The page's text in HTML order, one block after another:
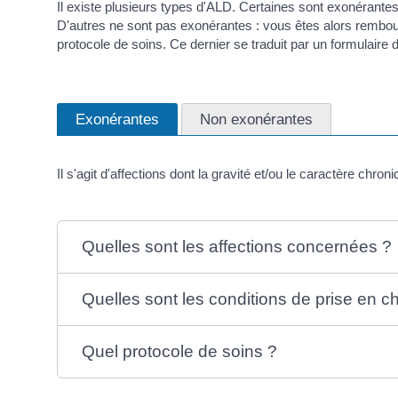
Il existe plusieurs types d'ALD. Certaines sont
D'autres ne sont pas exonérantes : vous êtes alors
protocole de soins. Ce dernier se traduit par un
Exonérantes Non exonérantes
Il s'agit d'affections dont la gravité et/ou le caractère
Quelles sont les affections concernées ?
Quelles sont les conditions de prise en
Quel protocole de soins ?